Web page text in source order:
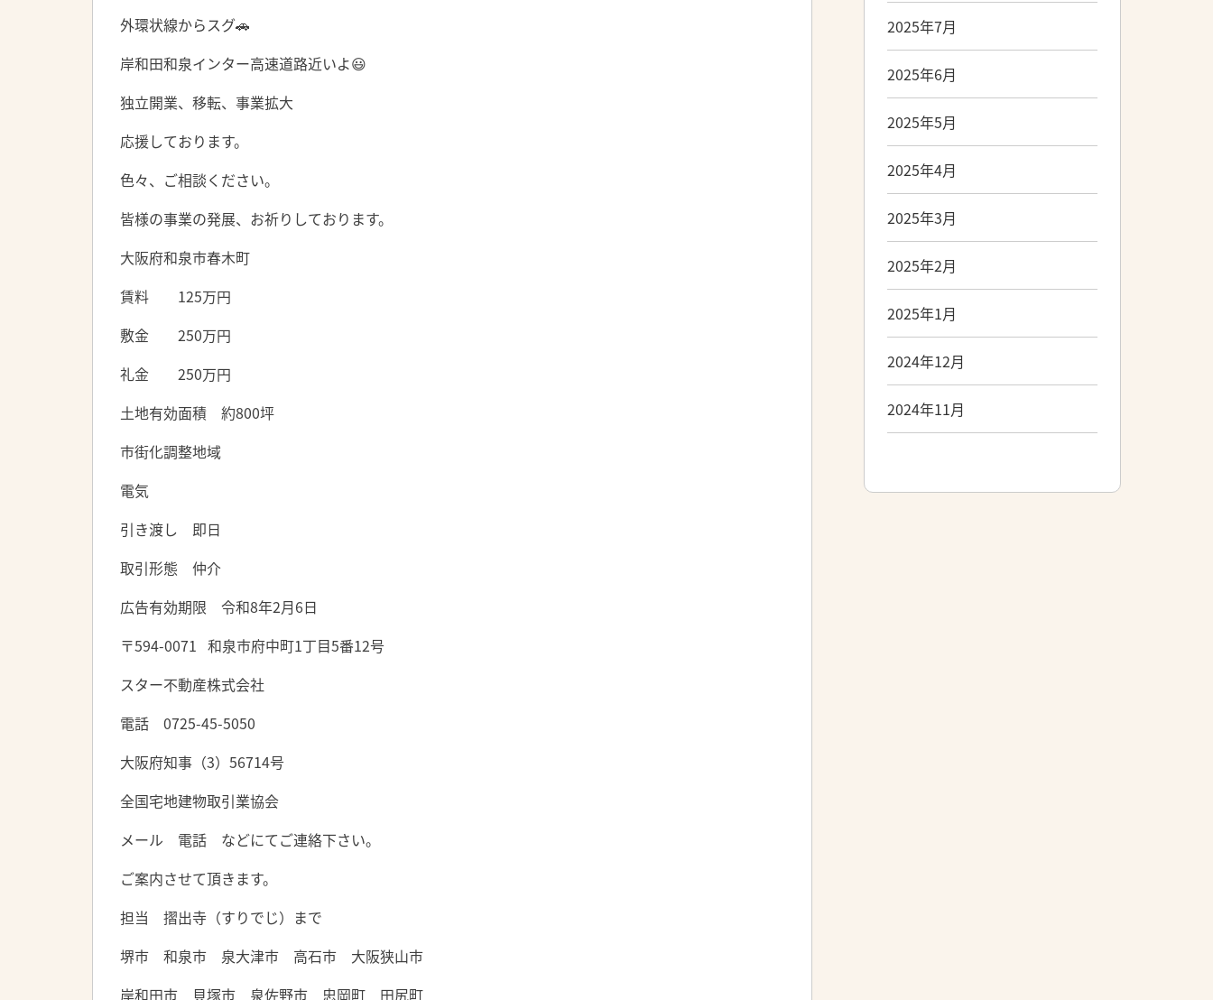
外環状線からスグ🚗
岸和田和泉インター高速道路近いよ😃
独立開業、移転、事業拡大
応援しております。
色々、ご相談ください。
皆様の事業の発展、お祈りしております。
大阪府和泉市春木町
賃料 125万円
敷金 250万円
礼金 250万円
土地有効面積 約800坪
市街化調整地域
電気
引き渡し 即日
取引形態 仲介
広告有効期限 令和8年2月6日
〒594-0071 和泉市府中町1丁目5番12号
スター不動産株式会社
電話 0725-45-5050
大阪府知事（3）56714号
全国宅地建物取引業協会
メール 電話 などにてご連絡下さい。
ご案内させて頂きます。
担当 摺出寺（すりでじ）まで
堺市 和泉市 泉大津市 高石市 大阪狭山市
岸和田市 貝塚市 泉佐野市 忠岡町 田尻町
2025年7月
2025年6月
2025年5月
2025年4月
2025年3月
2025年2月
2025年1月
2024年12月
2024年11月